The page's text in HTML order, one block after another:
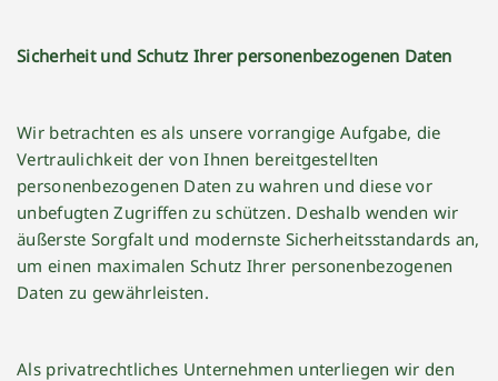
Sicherheit und Schutz Ihrer personenbezogenen Daten
Wir betrachten es als unsere vorrangige Aufgabe, die
Vertraulichkeit der von Ihnen bereitgestellten
personenbezogenen Daten zu wahren und diese vor
unbefugten Zugriffen zu schützen. Deshalb wenden wir
äußerste Sorgfalt und modernste Sicherheitsstandards an,
um einen maximalen Schutz Ihrer personenbezogenen
Daten zu gewährleisten.
Als privatrechtliches Unternehmen unterliegen wir den